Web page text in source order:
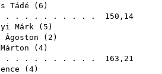
Tádé ( 6 )
. . . . . . . . . 150,14
Márk ( 5 )
Ágoston ( 2 )
( 4)
. . . . . . . . . . 163,21
( 4)